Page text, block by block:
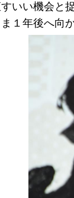
いい機会と
１年後へ向